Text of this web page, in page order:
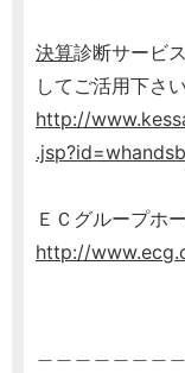
決算診断サービ
してご活用下さい
http://
ＥＣグループホ
http://